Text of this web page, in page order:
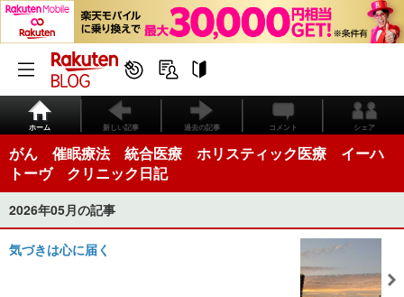
ホーム 新しい記事 過去の記事 コメント シェア
がん 催眠療法 統合医療 ホリスティック医療 イーハ
トーヴ クリニック日記
2026年05月の記事
気づきは心に届く